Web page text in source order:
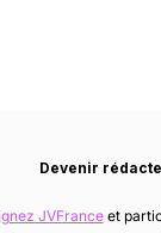
Devenir
JVFranceet